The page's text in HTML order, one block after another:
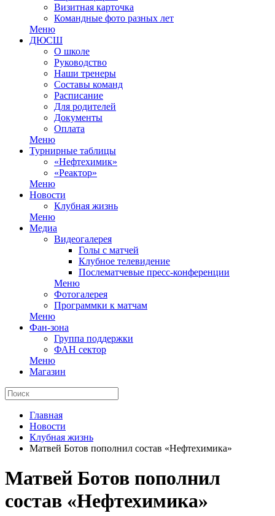
Визитная карточка
Командные фото разных лет
Меню
ДЮСШ
О школе
Руководство
Наши тренеры
Составы команд
Расписание
Для родителей
Документы
Оплата
Меню
Турнирные таблицы
«Нефтехимик»
«Реактор»
Меню
Новости
Клубная жизнь
Меню
Медиа
Видеогалерея
Голы с матчей
Клубное телевидение
Послематчевые пресс-конференции
Меню
Фотогалерея
Программки к матчам
Меню
Фан-зона
Группа поддержки
ФАН сектор
Меню
Магазин
Главная
Новости
Клубная жизнь
Матвей Ботов пополнил состав «Нефтехимика»
Матвей Ботов пополнил
состав «Нефтехимика»